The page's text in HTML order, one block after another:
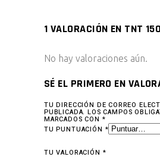
1 VALORACIÓN EN TNT
No hay valoraciones aún.
SÉ EL PRIMERO EN
TU DIRECCIÓN DE CORREO
PUBLICADA. LOS CAMPOS
MARCADOS CON *
TU PUNTUACIÓN *
TU VALORACIÓN *